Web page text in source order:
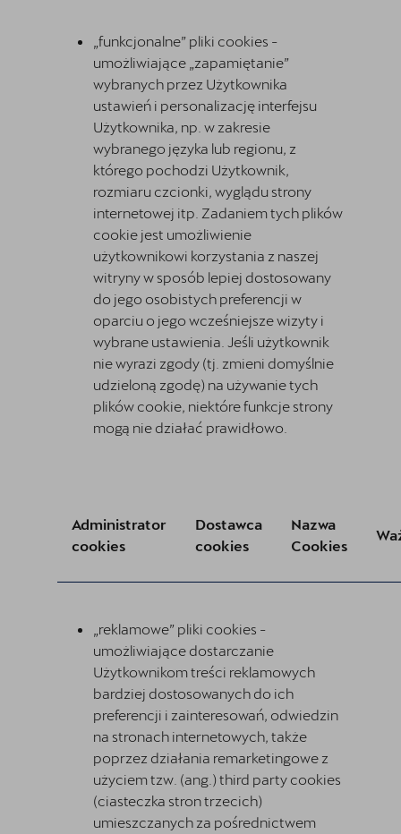
„funkcjonalne” pliki cookies -
umożliwiające „zapamiętanie”
wybranych przez Użytkownika
ustawień i personalizację interfejsu
Użytkownika, np. w zakresie
wybranego języka lub regionu, z
którego pochodzi Użytkownik,
rozmiaru czcionki, wyglądu strony
internetowej itp. Zadaniem tych plików
cookie jest umożliwienie
użytkownikowi korzystania z naszej
witryny w sposób lepiej dostosowany
do jego osobistych preferencji w
oparciu o jego wcześniejsze wizyty i
wybrane ustawienia. Jeśli użytkownik
nie wyrazi zgody (tj. zmieni domyślnie
udzieloną zgodę) na używanie tych
plików cookie, niektóre funkcje strony
mogą nie działać prawidłowo.
Administrator
cookies
Dostawca
cookies
Nazwa
Cookies
„reklamowe” pliki cookies -
umożliwiające dostarczanie
Użytkownikom treści reklamowych
bardziej dostosowanych do ich
preferencji i zainteresowań, odwiedzin
na stronach internetowych, także
poprzez działania remarketingowe z
użyciem tzw. (ang.) third party cookies
(ciasteczka stron trzecich)
umieszczanych za pośrednictwem